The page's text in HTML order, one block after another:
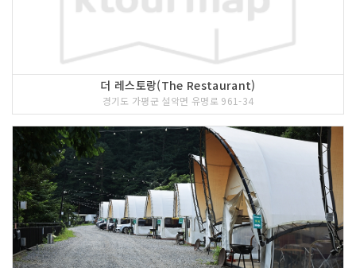
더 레스토랑(The Restaurant)
경기도 가평군 설악면 유명로 961-34